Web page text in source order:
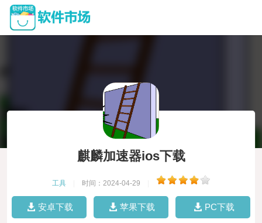
麒麟加速器ios下载
工具 时间：2024-04-29
安卓下载 苹果下载 PC下载